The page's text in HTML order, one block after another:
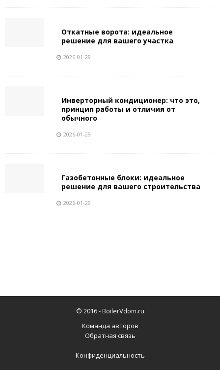
Откатные ворота: идеальное
решение для вашего участка
2026-01-29
Инверторный кондиционер: что это,
принцип работы и отличия от
обычного
2026-01-29
Газобетонные блоки: идеальное
решение для вашего строительства
2026-01-29
© 2016 -BoilerVdom.ru
Команда авторов
Обратная связь
Конфиденциальность